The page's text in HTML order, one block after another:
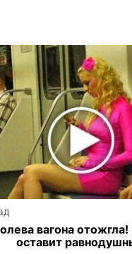
вагона
оставит